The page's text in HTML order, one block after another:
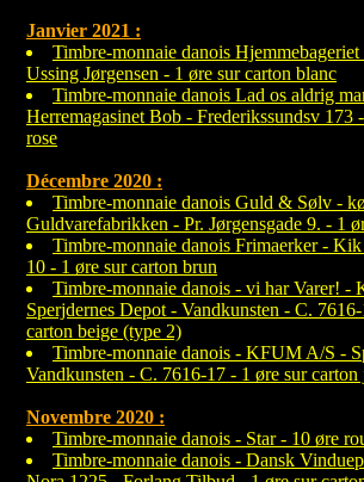
Janvier 2021 :
Timbre-monnaie danois
Ussing Jørgensen - 1 øre sur carton blanc
Timbre-monnaie danois Lad os aldrig
Herremagasinet Bob - Frederikssundsv 173
rose
Décembre 2020 :
Timbre-monnaie danois Guld & Sølv -
Guldvarefabrikken - Pr. Jørgensgade 9. - 1
Timbre-monnaie danois Frimaerker -
10 - 1 øre sur carton brun
Timbre-monnaie danois - vi har Varer! -
Sperjdernes Depot - Vandkunsten - C.
carton beige (type 2)
Timbre-monnaie danois - KFUM A/S -
Vandkunsten - C. 7616-17 - 1 øre sur carton
Novembre 2020 :
Timbre-monnaie danois - Star - 10 øre
Timbre-monnaie danois - Dansk